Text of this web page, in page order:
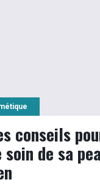
conseils
de sa